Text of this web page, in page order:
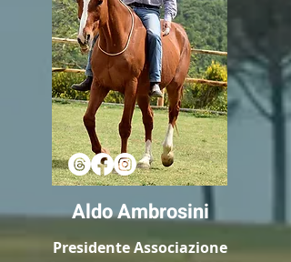
Aldo Ambrosini
Presidente Associazione